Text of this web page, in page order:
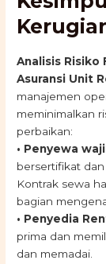
Analisis Risiko
Asuransi Unit
manajemen
meminimalkan
perbaikan:
• Penyewa
bersertifikat
Kontrak sewa
bagian
• Penyedia
prima dan
dan memadai.